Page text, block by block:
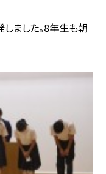
ました。8年生も朝